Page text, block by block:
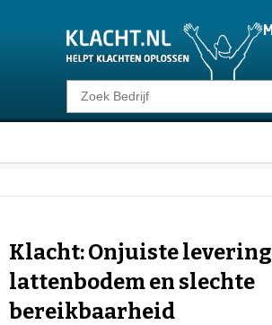
Klacht melden
Consumentenrecht
Voor Bedrijven
Klacht: Onjuiste levering
lattenbodem en slechte
bereikbaarheid